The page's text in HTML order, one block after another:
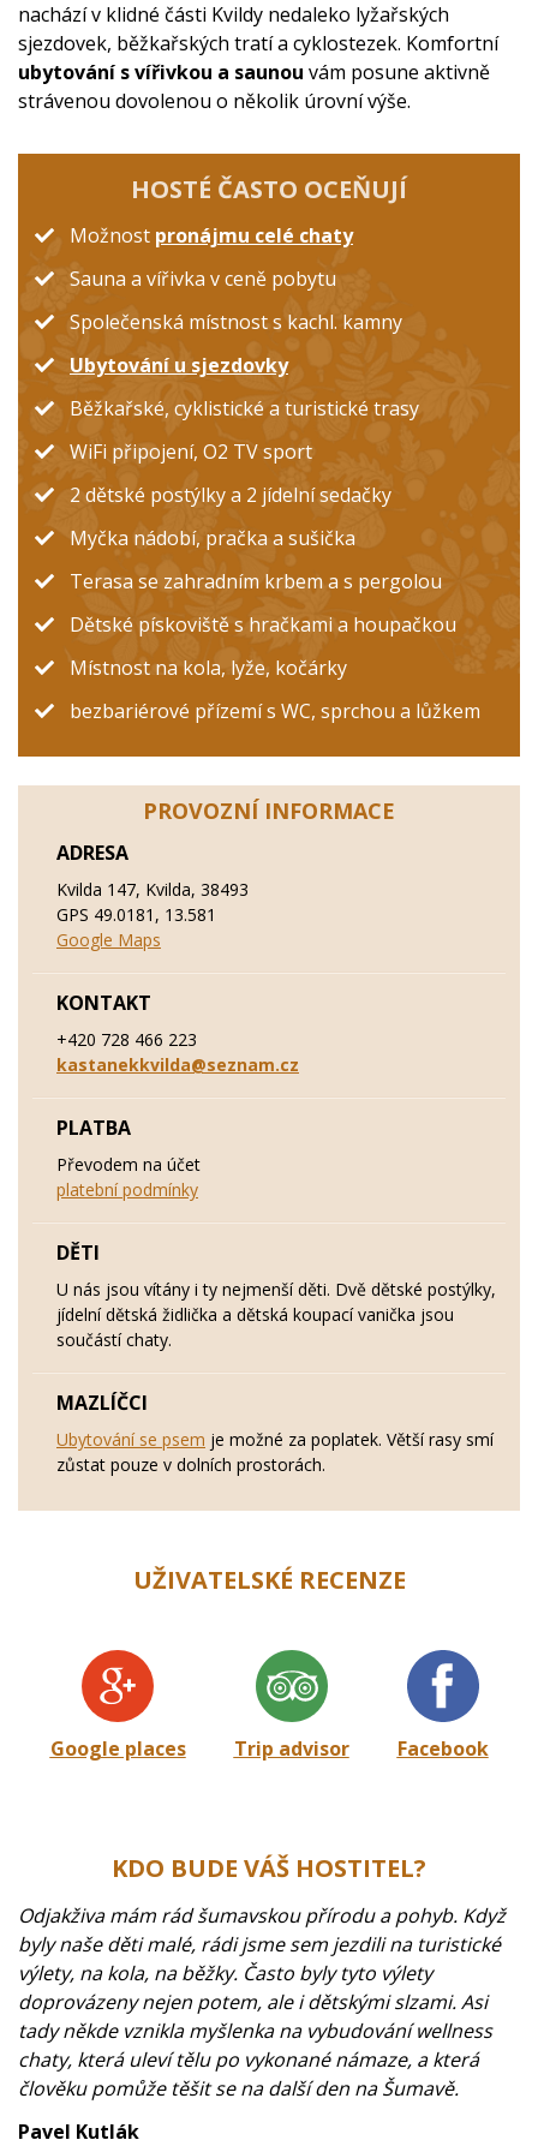
nachází v klidné části Kvildy nedaleko lyžařských
sjezdovek, běžkařských tratí a cyklostezek. Komfortní
ubytování s vířivkou a saunou vám posune aktivně
strávenou dovolenou o několik úrovní výše.
HOSTÉ ČASTO OCEŇUJÍ
Možnost pronájmu celé chaty
Sauna a vířivka v ceně pobytu
Společenská místnost s kachl. kamny
Ubytování u sjezdovky
Běžkařské, cyklistické a turistické trasy
WiFi připojení, O2 TV sport
2 dětské postýlky a 2 jídelní sedačky
Myčka nádobí, pračka a sušička
Terasa se zahradním krbem a s pergolou
Dětské pískoviště s hračkami a houpačkou
Místnost na kola, lyže, kočárky
bezbariérové přízemí s WC, sprchou a lůžkem
PROVOZNÍ INFORMACE
ADRESA
Kvilda 147, Kvilda, 38493
GPS 49.0181, 13.581
Google Maps
KONTAKT
+420 728 466 223
kastanekkvilda@seznam.cz
PLATBA
Převodem na účet
platební podmínky
DĚTI
U nás jsou vítány i ty nejmenší děti. Dvě dětské postýlky,
jídelní dětská židlička a dětská koupací vanička jsou
součástí chaty.
MAZLÍČCI
Ubytování se psem je možné za poplatek. Větší rasy smí
zůstat pouze v dolních prostorách.
UŽIVATELSKÉ RECENZE
Google places Trip advisor Facebook
KDO BUDE VÁŠ HOSTITEL?
Odjakživa mám rád šumavskou přírodu a pohyb. Když
byly naše děti malé, rádi jsme sem jezdili na turistické
výlety, na kola, na běžky. Často byly tyto výlety
doprovázeny nejen potem, ale i dětskými slzami. Asi
tady někde vznikla myšlenka na vybudování wellness
chaty, která uleví tělu po vykonané námaze, a která
člověku pomůže těšit se na další den na Šumavě.
Pavel Kutlák